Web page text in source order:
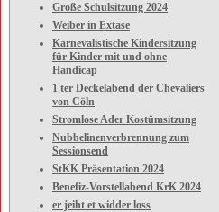
Große Schulsitzung 2024
Weiber in Extase
Karnevalistische Kindersitzung
für Kinder mit und ohne
Handicap
1 ter Deckelabend der Chevaliers
von Cöln
Stromlose Ader Kostümsitzung
Nubbelinenverbrennung zum
Sessionsend
StKK Präsentation 2024
Benefiz-Vorstellabend KrK 2024
er jeiht et widder loss